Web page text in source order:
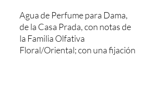
Agua de Perfume para Dama,
de la Casa Prada, con notas de
la Familia Olfativa
Floral/Oriental; con una fijación